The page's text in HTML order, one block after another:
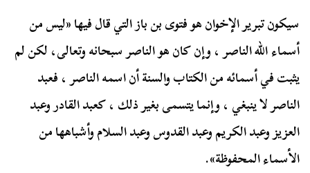
سيكون تبرير الإخوان هو فتوى بن باز التي قال فيها «ليس من
أسماء الله الناصر ، وإن كان هو الناصر سبحانه وتعالى، لكن لم
يثبت في أسمائه من الكتاب والسنة أن اسمه الناصر ، فعبد
الناصر لا ينبغي ، وإنما يتسمى بغير ذلك ، كعبد القادر وعبد
العزيز وعبد الكريم وعبد القدوس وعبد السلام وأشباهها من
الأسماء المحفوظة».